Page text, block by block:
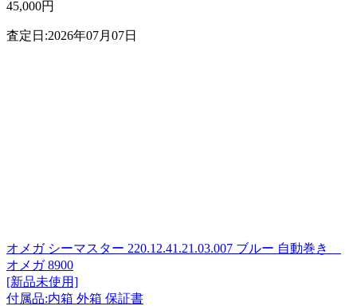
45,000円
査定日:2026年07月07日
オメガ シーマスター 220.12.41.21.03.007 ブルー 自動巻き
オメガ 8900
[新品未使用]
付属品:内箱 外箱 保証書